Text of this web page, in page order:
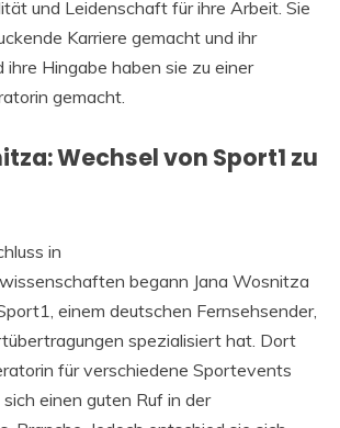
und Leidenschaft für ihre Arbeit. Sie
Karriere gemacht und ihr
ihre Hingabe haben sie zu einer
gemacht.
Wechsel von Sport1 zu
in
begann Jana Wosnitza
einem deutschen Fernsehsender,
spezialisiert hat. Dort
für verschiedene Sportevents
einen guten Ruf in der